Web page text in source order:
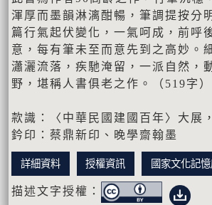
渾厚而墨韻淋漓酣暢，筆調提按分
篇行氣起伏變化，一氣呵成，前呼
意，每有筆未至而意先到之高妙。
瀟灑流落，疾馳淹留，一派自然，
野，堪稱人書俱老之作。（519字）
款識：〈中華民國建國百年〉大展
鈐印：蔡鼎新印、晚學齋翰墨
詳細資料 授權資訊 國家文化記
描述文字授權：